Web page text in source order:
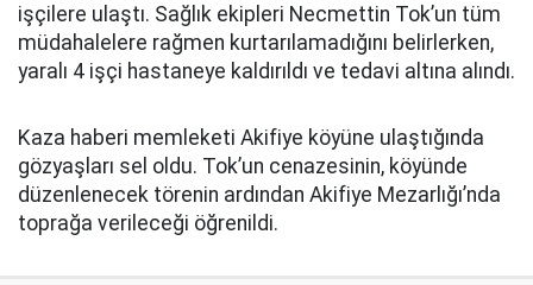
işçilere ulaştı. Sağlık ekipleri Necmettin Tok’un tüm
müdahalelere rağmen kurtarılamadığını belirlerken,
yaralı 4 işçi hastaneye kaldırıldı ve tedavi altına alındı.
Kaza haberi memleketi Akifiye köyüne ulaştığında
gözyaşları sel oldu. Tok’un cenazesinin, köyünde
düzenlenecek törenin ardından Akifiye Mezarlığı’nda
toprağa verileceği öğrenildi.